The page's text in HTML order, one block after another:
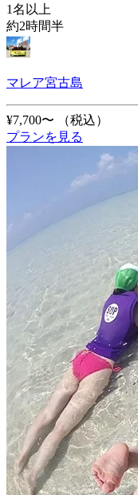
1名以上
約2時間半
マレア宮古島
¥7,700〜
（税込）
プランを見る